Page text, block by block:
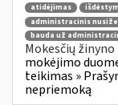
atidėjimas
administracinis
bauda už
Mokesčių
mokėjimo
teikimas »
nepriemoką